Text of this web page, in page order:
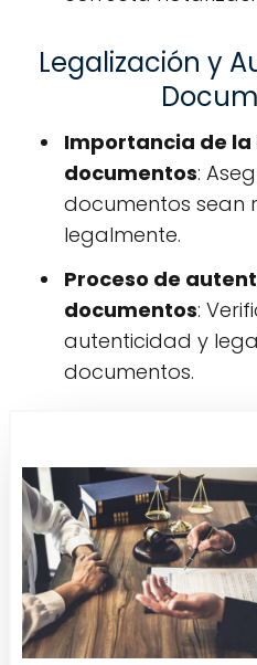
Legalización y
Importancia de
documentos:
documentos sean
legalmente.
Proceso de
documentos:
autenticidad y
documentos.